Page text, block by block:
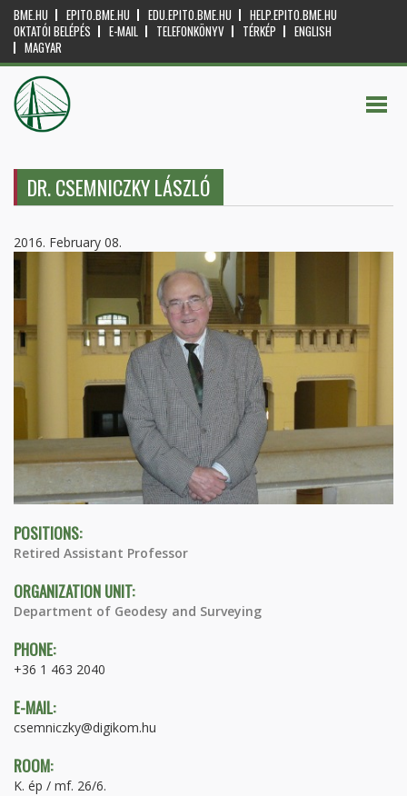
BME.HU EPITO.BME.HU EDU.EPITO.BME.HU
HELP.EPITO.BME.HU
OKTATÓI BELÉPÉS
E-MAIL TELEFONKÖNYV TÉRKÉP
ENGLISH
MAGYAR
DR. CSEMNICZKY LÁSZLÓ
2016. February 08.
POSITIONS:
Retired Assistant Professor
ORGANIZATION UNIT:
Department of Geodesy and Surveying
PHONE:
+36 1 463 2040
E-MAIL:
csemniczky@digikom.hu
ROOM:
K. ép / mf. 26/6.